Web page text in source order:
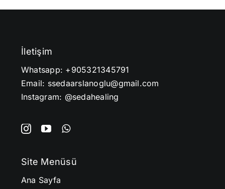
Site Menüsü
Ana Sayfa
İletişim
Whatsapp: +905321345791
Email: ssedaarslanoglu@gmail.com
Instagram: @sedahealing